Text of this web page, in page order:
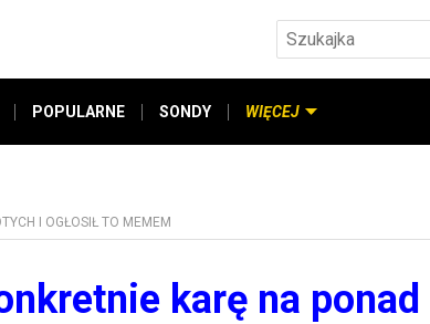
POPULARNE SONDY WIĘCEJ
I OGŁOSIŁ TO MEMEM
karę na ponad